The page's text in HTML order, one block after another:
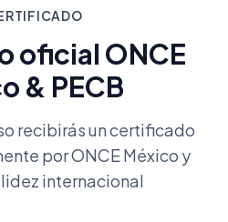
oficial ONCE
& PECB
recibirás un certificado
por ONCE México y
internacional